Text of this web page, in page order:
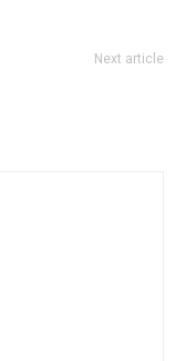
Next article